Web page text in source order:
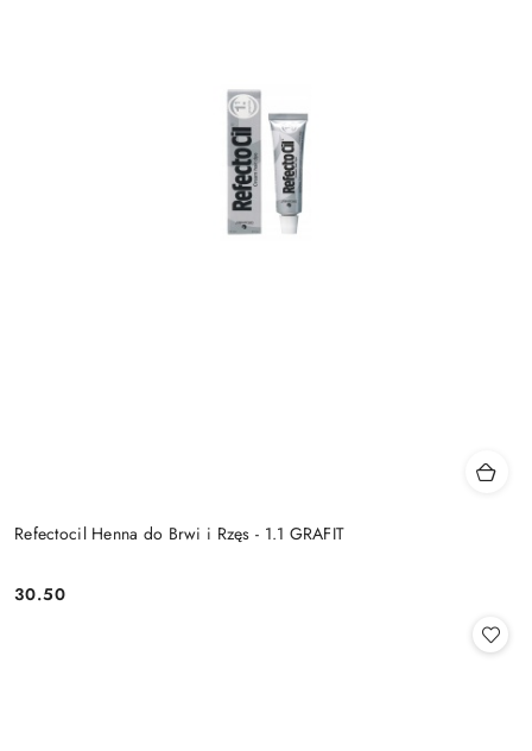
Refectocil Henna do Brwi i Rzęs - 1.1 GRAFIT
Cena:
30.50